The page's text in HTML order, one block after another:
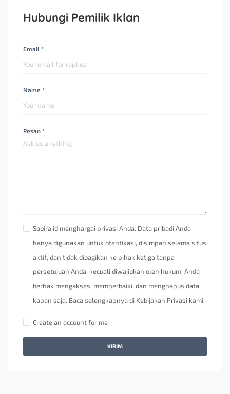
Hubungi Pemilik Iklan
Email *
Name *
Pesan *
Sabira.id menghargai privasi Anda. Data pribadi Anda
hanya digunakan untuk otentikasi, disimpan selama situs
aktif, dan tidak dibagikan ke pihak ketiga tanpa
persetujuan Anda, kecuali diwajibkan oleh hukum. Anda
berhak mengakses, memperbaiki, dan menghapus data
kapan saja. Baca selengkapnya di Kebijakan Privasi kami.
Create an account for me
KIRIM